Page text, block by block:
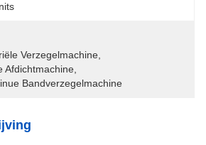
Verzegelmachine
Afdichtmachine
Bandverzegelmachine